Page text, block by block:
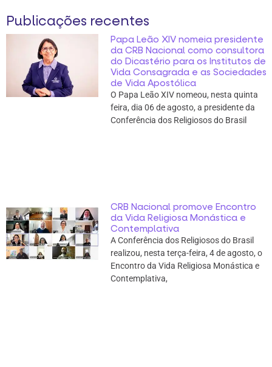
Publicações recentes
Papa Leão XIV nomeia presidente
da CRB Nacional como consultora
do Dicastério para os Institutos de
Vida Consagrada e as Sociedades
de Vida Apostólica
O Papa Leão XIV nomeou, nesta quinta
feira, dia 06 de agosto, a presidente da
Conferência dos Religiosos do Brasil
CRB Nacional promove Encontro
da Vida Religiosa Monástica e
Contemplativa
A Conferência dos Religiosos do Brasil
realizou, nesta terça-feira, 4 de agosto, o
Encontro da Vida Religiosa Monástica e
Contemplativa,